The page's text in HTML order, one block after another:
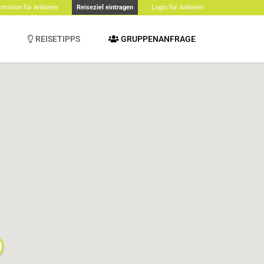
für Anbieter Reiseziel eintragen Login für Anbieter
REISETIPPS GRUPPENANFRAGE